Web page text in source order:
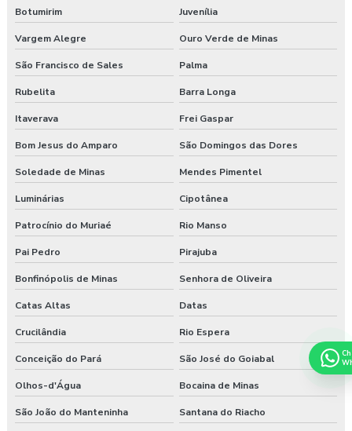
Botumirim Juvenília
Vargem Alegre Ouro Verde de Minas
São Francisco de Sales Palma
Rubelita Barra Longa
Itaverava Frei Gaspar
Bom Jesus do Amparo São Domingos das Dores
Soledade de Minas Mendes Pimentel
Luminárias Cipotânea
Patrocínio do Muriaé Rio Manso
Pai Pedro Pirajuba
Bonfinópolis de Minas Senhora de Oliveira
Catas Altas Datas
Crucilândia Rio Espera
Conceição do Pará São José do Goiabal
Olhos-d'Água Bocaina de Minas
São João do Manteninha Santana do Riacho